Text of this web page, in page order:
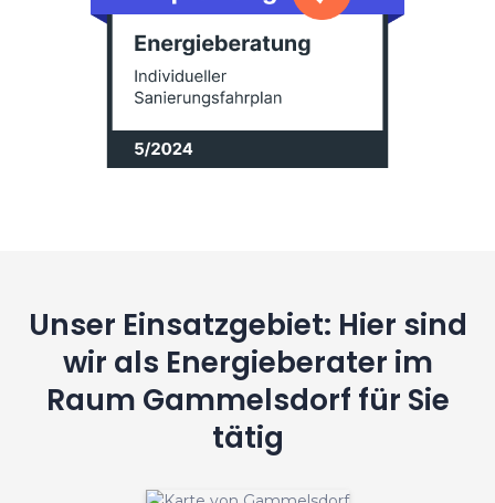
Unser Einsatzgebiet: Hier sind
wir als Energieberater im
Raum Gammelsdorf für Sie
tätig